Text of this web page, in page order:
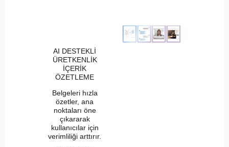
AI DESTEKLİ
ÜRETKENLİK
İÇERİK
ÖZETLEME
Belgeleri hızla
özetler, ana
noktaları öne
çıkararak
kullanıcılar için
verimliliği arttırır.